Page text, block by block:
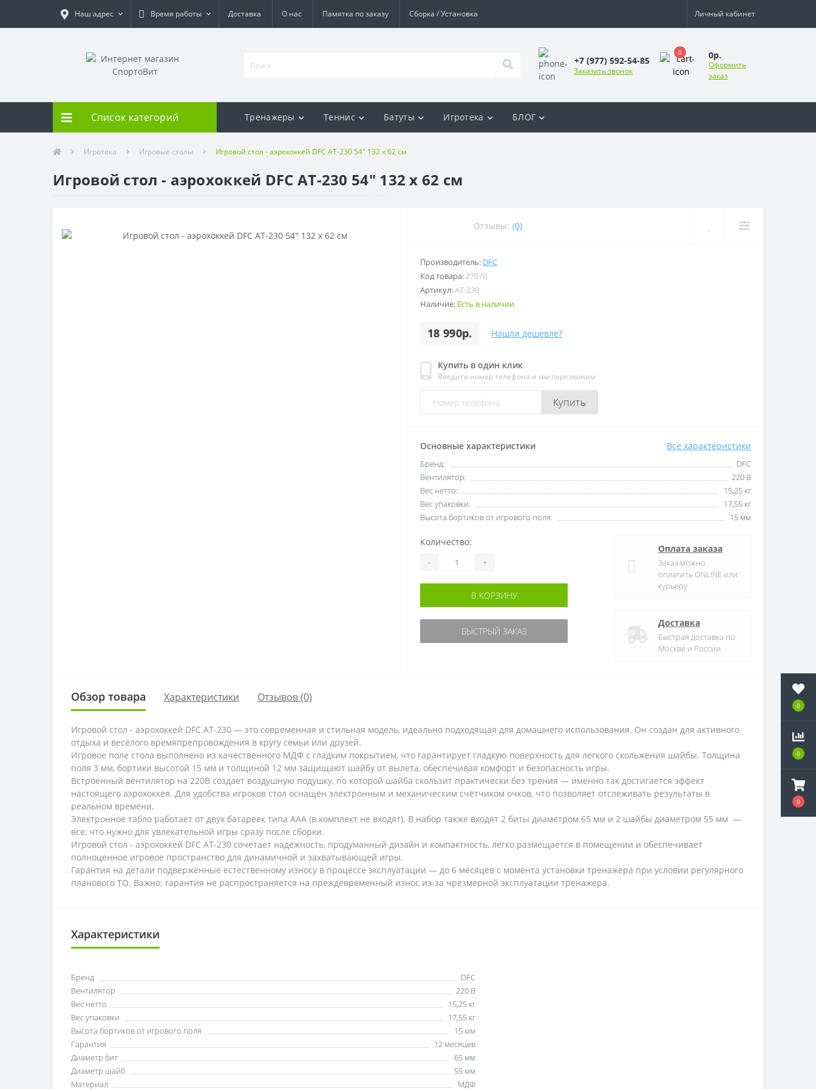
0
0
0
Наш адрес Время работы Доставка О нас Памятка по заказу Сборка / Установка Личный кабинет
+7 (977) 592-54-85
Заказать звонок
0 0р.
Оформить
заказ
Список категорий Тренажеры Теннис Батуты Игротека БЛОГ
Игротека Игровые столы Игровой стол - аэрохоккей DFC AT-230 54" 132 х 62 см
Игровой стол - аэрохоккей DFC AT-230 54" 132 х 62 см
Отзывы: (0)
Производитель: DFC
Код товара:27070
Артикул:AT-230
Наличие: Есть в наличии
18 990р. Нашли дешевле?
Купить в один клик
Введите номер телефона и мы перезвоним
Купить
Основные характеристики Все характеристики
Бренд:
DFC
Вентилятор:
220 В
Вес нетто:
15,25 кг
Вес упаковки:
17,55 кг
Высота бортиков от игрового поля:
15 мм
Количество:
- +
В КОРЗИНУ
БЫСТРЫЙ ЗАКАЗ
Оплата заказа
Заказ можно
оплатить ONLINE или
курьеру
Доставка
Быстрая доставка по
Москве и России
Обзор товара Характеристики Отзывов (0)
Игровой стол - аэрохоккей DFC AT-230 — это современная и стильная модель, идеально подходящая для домашнего использования. Он создан для активного
отдыха и весёлого времяпрепровождения в кругу семьи или друзей.
Игровое поле стола выполнено из качественного МДФ с гладким покрытием, что гарантирует гладкую поверхность для легкого скольжения шайбы. Толщина
поля 3 мм, бортики высотой 15 мм и толщиной 12 мм защищают шайбу от вылета, обеспечивая комфорт и безопасность игры.
Встроенный вентилятор на 220В создает воздушную подушку, по которой шайба скользит практически без трения — именно так достигается эффект
настоящего аэрохоккея. Для удобства игроков стол оснащён электронным и механическим счётчиком очков, что позволяет отслеживать результаты в
реальном времени.
Электронное табло работает от двух батареек типа AAA (в комплект не входят). В набор также входят 2 биты диаметром 65 мм и 2 шайбы диаметром 55 мм —
все, что нужно для увлекательной игры сразу после сборки.
Игровой стол - аэрохоккей DFC AT-230 сочетает надёжность, продуманный дизайн и компактность, легко размещается в помещении и обеспечивает
полноценное игровое пространство для динамичной и захватывающей игры.
Гарантия на детали подверженные естественному износу в процессе эксплуатации — до 6 месяцев с момента установки тренажера при условии регулярного
планового ТО. Важно: гарантия не распространяется на преждевременный износ из-за чрезмерной эксплуатации тренажера.
Характеристики
Бренд
DFC
Вентилятор
220 В
Вес нетто
15,25 кг
Вес упаковки
17,55 кг
Высота бортиков от игрового поля
15 мм
Гарантия
12 месяцев
Диаметр бит
65 мм
Диаметр шайб
55 мм
Материал
МДФ